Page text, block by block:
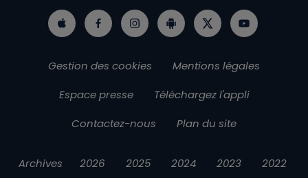
Gestion des cookies
Mentions légales
Espace presse
Téléchargez l'appli
Contactez-nous
Plan du site
Archives 2026 2025 2024 2023 2022